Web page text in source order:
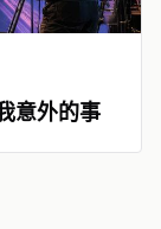
意外的事